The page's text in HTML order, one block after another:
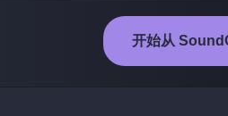
开始从